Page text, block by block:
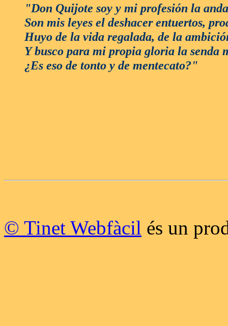
"Don Quijote soy y mi profesión la
Son mis leyes el deshacer entuertos,
Huyo de la vida regalada, de la
Y busco para mi propia gloria la senda
¿Es eso de tonto y de mentecato?"
© Tinet Webfàcil és un